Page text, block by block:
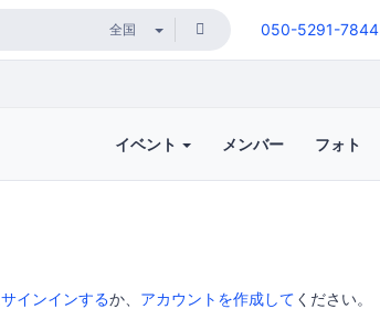
050-5291-7844
イベント メンバー フォト
サインインするか、 アカウントを作成して ください。